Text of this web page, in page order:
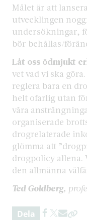
Målet är att
utvecklingen
undersökningar,
bör behållas/
Låt oss ödmjukt
vet vad vi ska
reglera bara en
helt ofarlig utan
våra
organiserade
drogrelaterade
glömma att
drogpolicy allena.
den allmänna
Ted Goldberg,
Dela